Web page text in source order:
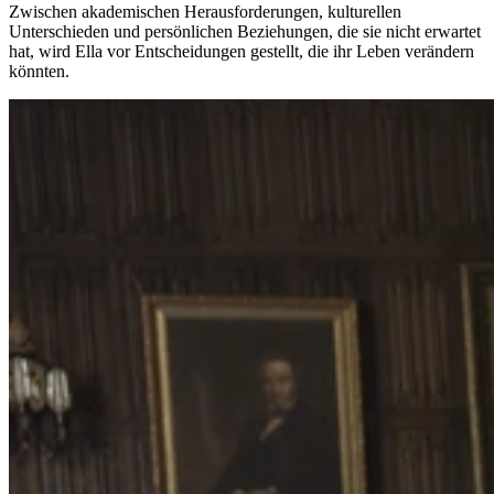
Zwischen akademischen Herausforderungen, kulturellen
Unterschieden und persönlichen Beziehungen, die sie nicht erwartet
hat, wird Ella vor Entscheidungen gestellt, die ihr Leben verändern
könnten.